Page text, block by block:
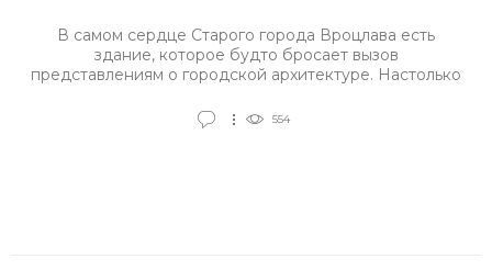
В самом сердце Старого города Вроцлава есть
здание, которое будто бросает вызов
представлениям о городской архитектуре. Настолько
настолько необычное, что, узнав о нём, уже
невозможно пройти мимо. Каменица на Kiełbaśnicza 23
554